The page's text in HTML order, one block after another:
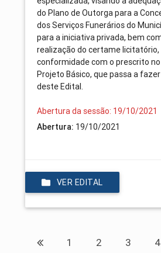
do Plano de Outorga para a
dos Serviços Funerários do
para a iniciativa privada, bem
realização do certame licitatório,
conformidade com o prescrito no
Projeto Básico, que passa a
deste Edital.
Abertura da sessão: 19/10/2021
Abertura: 19/10/2021
VER EDITAL
1 2 3 4